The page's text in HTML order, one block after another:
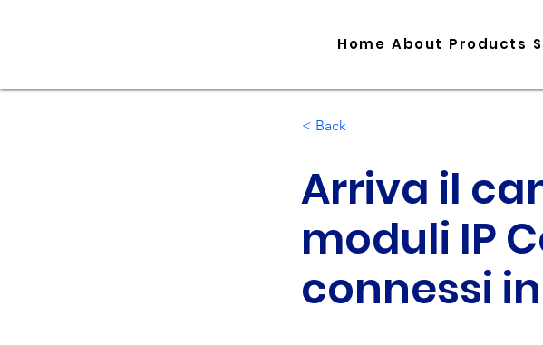
Home About Products
< Back
Arriva il
moduli IP
connessi